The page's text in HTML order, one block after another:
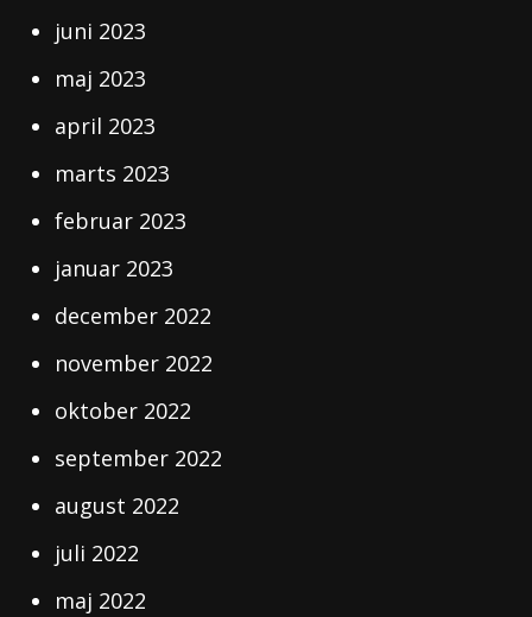
juni 2023
maj 2023
april 2023
marts 2023
februar 2023
januar 2023
december 2022
november 2022
oktober 2022
september 2022
august 2022
juli 2022
maj 2022